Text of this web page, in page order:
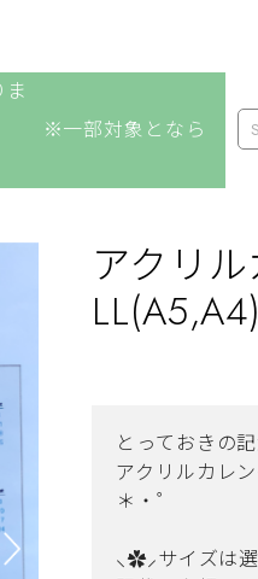
なら
アクリ
LL(A5,A4)
とっておきの
アクリルカレ
＊・゜
⸜✿⸝‍サイズは